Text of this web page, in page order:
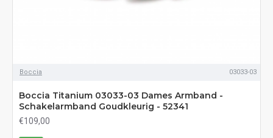
Boccia 03033-03
Boccia Titanium 03033-03 Dames Armband -
Schakelarmband Goudkleurig - 52341
€109,00